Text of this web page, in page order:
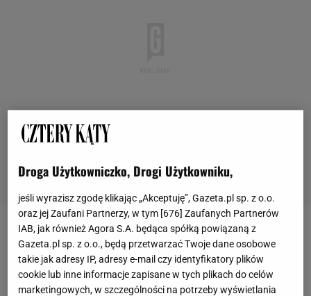
HORTENSJA OGRODOWA
Czego nie lubią hortensje? O największych
błędach podczas ich oprawy
CZEGO NIE LUBI HORTENSJA BUKIETOWA
Droga Użytkowniczko, Drogi Użytkowniku,
jeśli wyrazisz zgodę klikając „Akceptuję”, Gazeta.pl sp. z o.o.
oraz jej Zaufani Partnerzy, w tym [676] Zaufanych Partnerów
IAB, jak również Agora S.A. będąca spółką powiązaną z
Gazeta.pl sp. z o.o., będą przetwarzać Twoje dane osobowe
takie jak adresy IP, adresy e-mail czy identyfikatory plików
cookie lub inne informacje zapisane w tych plikach do celów
marketingowych, w szczególności na potrzeby wyświetlania